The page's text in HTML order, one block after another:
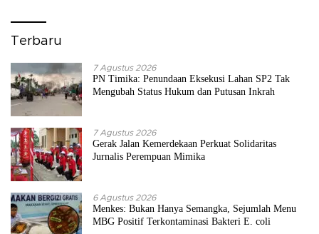
Terbaru
7 Agustus 2026
PN Timika: Penundaan Eksekusi Lahan SP2 Tak
Mengubah Status Hukum dan Putusan Inkrah
7 Agustus 2026
Gerak Jalan Kemerdekaan Perkuat Solidaritas
Jurnalis Perempuan Mimika
6 Agustus 2026
Menkes: Bukan Hanya Semangka, Sejumlah Menu
MBG Positif Terkontaminasi Bakteri E. coli